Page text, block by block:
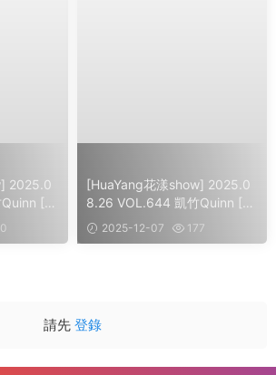
2025.0
[4
[HuaYang花漾show] 2025.0
8.26 VOL.644 凱竹Quinn [6
0] 2025-12-07 177
請先 登錄